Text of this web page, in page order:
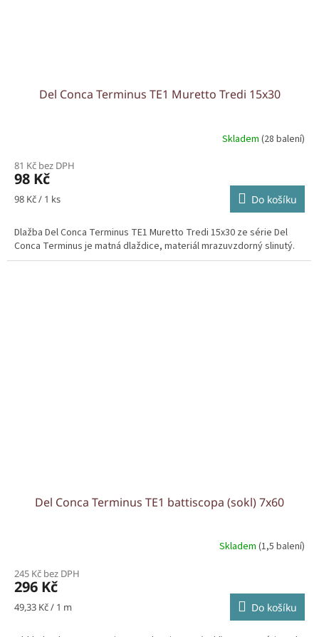
Del Conca Terminus TE1 Muretto Tredi 15x30
Skladem (28 balení)
81 Kč bez DPH
98 Kč
Měrná
98 Kč / 1 ks Do košíku
Dlažba Del Conca Terminus TE1 Muretto Tredi 15x30 ze série Del
Conca Terminus je matná dlaždice, materiál mrazuvzdorný slinutý.
Del Conca Terminus TE1 battiscopa (sokl) 7x60
Skladem (1,5 balení)
245 Kč bez DPH
296 Kč
Měrná
49,33 Kč / 1 m Do košíku